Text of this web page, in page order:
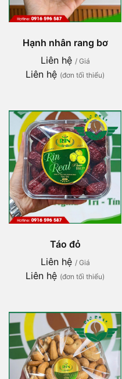
Hạnh nhân rang bơ
Liên hệ / Giá
Liên hệ (đơn tối thiểu)
Táo đỏ
Liên hệ / Giá
Liên hệ (đơn tối thiểu)